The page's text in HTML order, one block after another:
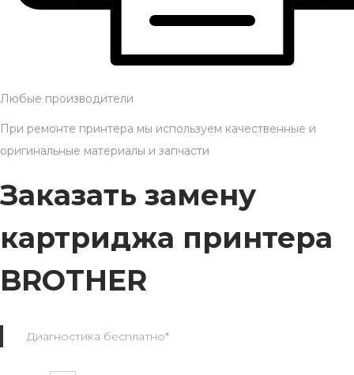
Любые производители
При ремонте принтера мы используем качественные и
оригинальные материалы и запчасти
Заказать замену
картриджа принтера
BROTHER
Диагностика бесплатно*